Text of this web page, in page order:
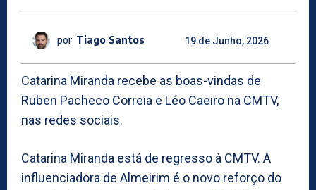
por Tiago Santos 19 de Junho, 2026
Catarina Miranda recebe as boas-vindas de
Ruben Pacheco Correia e Léo Caeiro na CMTV,
nas redes sociais.
Catarina Miranda está de regresso à CMTV. A
influenciadora de Almeirim é o novo reforço do